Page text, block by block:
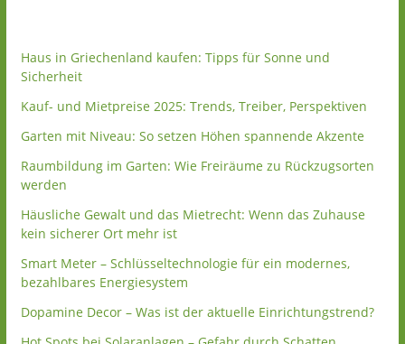
Haus in Griechenland kaufen: Tipps für Sonne und
Sicherheit
Kauf- und Mietpreise 2025: Trends, Treiber, Perspektiven
Garten mit Niveau: So setzen Höhen spannende Akzente
Raumbildung im Garten: Wie Freiräume zu Rückzugsorten
werden
Häusliche Gewalt und das Mietrecht: Wenn das Zuhause
kein sicherer Ort mehr ist
Smart Meter – Schlüsseltechnologie für ein modernes,
bezahlbares Energiesystem
Dopamine Decor – Was ist der aktuelle Einrichtungstrend?